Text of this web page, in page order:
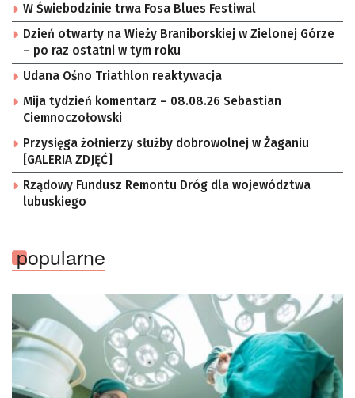
W Świebodzinie trwa Fosa Blues Festiwal
Dzień otwarty na Wieży Braniborskiej w Zielonej Górze
– po raz ostatni w tym roku
Udana Ośno Triathlon reaktywacja
Mija tydzień komentarz – 08.08.26 Sebastian
Ciemnoczołowski
Przysięga żołnierzy służby dobrowolnej w Żaganiu
[GALERIA ZDJĘĆ]
Rządowy Fundusz Remontu Dróg dla województwa
lubuskiego
popularne